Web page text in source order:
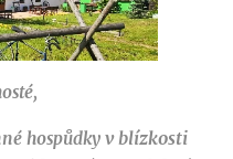
hospůdky v blízkosti